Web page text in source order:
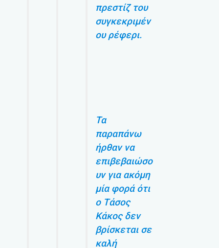
πρεστίζ του
συγκεκριμέν
ου ρέφερι.
Τα
παραπάνω
ήρθαν να
επιβεβαιώσο
υν για ακόμη
μία φορά ότι
ο Τάσος
Κάκος δεν
βρίσκεται σε
καλή